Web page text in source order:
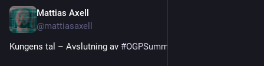
Mattias Axell
@mattiasaxell
Kungens tal – Avslutning av #OGPSummit